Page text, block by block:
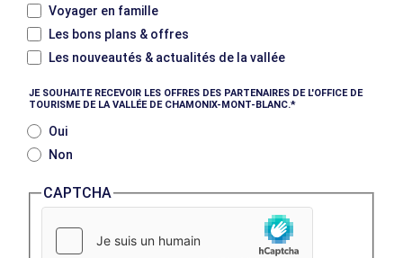
Voyager en famille
Les bons plans & offres
Les nouveautés & actualités de la vallée
JE SOUHAITE RECEVOIR LES OFFRES DES PARTENAIRES DE L'OFFICE DE
TOURISME DE LA VALLÉE DE CHAMONIX-MONT-BLANC.
Oui
Non
CAPTCHA